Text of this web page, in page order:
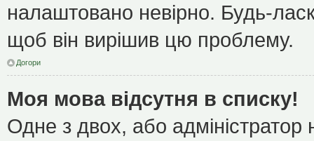
налаштовано невірно. Будь-
щоб він вирішив цю проблему.
Догори
Моя мова відсутня в списку!
Одне з двох, або